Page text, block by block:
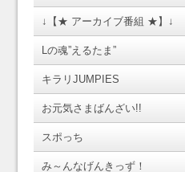
↓【★ アーカイブ番組 ★】↓
Lの魂”えるたま”
キラリJUMPIES
お元気さまばんざい!!
スポっち
み～んなげんきっず！